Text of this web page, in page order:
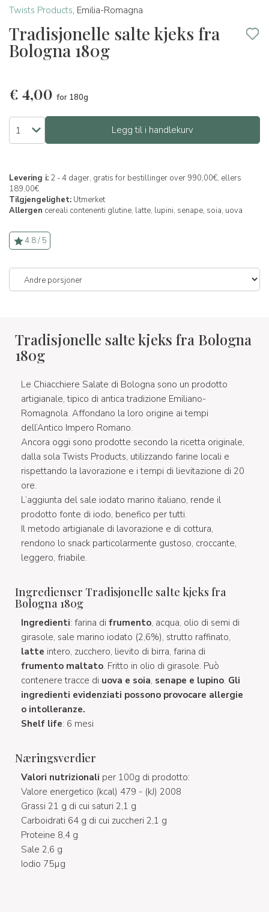
Twists Products, Emilia-Romagna
Tradisjonelle salte kjeks fra
Bologna 180g
€ 4,00 for 180g
Legg til i handlekurv
Levering i: 2 - 4 dager, gratis for bestillinger over 990,00€, ellers
189,00€
Tilgjengelighet: Utmerket
Allergen cereali contenenti glutine, latte, lupini, senape, soia, uova
4.8 / 5
Tradisjonelle salte kjeks fra Bologna
180g
Le Chiacchiere Salate di Bologna sono un prodotto
artigianale, tipico di antica tradizione Emiliano-
Romagnola. Affondano la loro origine ai tempi
dell’Antico Impero Romano.
Ancora oggi sono prodotte secondo la ricetta originale,
dalla sola Twists Products, utilizzando farine locali e
rispettando la lavorazione e i tempi di lievitazione di 20
ore.
L’aggiunta del sale iodato marino italiano, rende il
prodotto fonte di iodo, benefico per tutti.
Il metodo artigianale di lavorazione e di cottura,
rendono lo snack particolarmente gustoso, croccante,
leggero, friabile.
Ingredienser Tradisjonelle salte kjeks fra
Bologna 180g
Ingredienti: farina di frumento, acqua, olio di semi di
girasole, sale marino iodato (2,6%), strutto raffinato,
latte intero, zucchero, lievito di birra, farina di
frumento maltato. Fritto in olio di girasole. Può
contenere tracce di uova e soia, senape e lupino. Gli
ingredienti evidenziati possono provocare allergie
o intolleranze.
Shelf life: 6 mesi
Næringsverdier
Valori nutrizionali per 100g di prodotto:
Valore energetico (kcal) 479 - (kJ) 2008
Grassi 21 g di cui saturi 2,1 g
Carboidrati 64 g di cui zuccheri 2,1 g
Proteine 8,4 g
Sale 2,6 g
Iodio 75µg